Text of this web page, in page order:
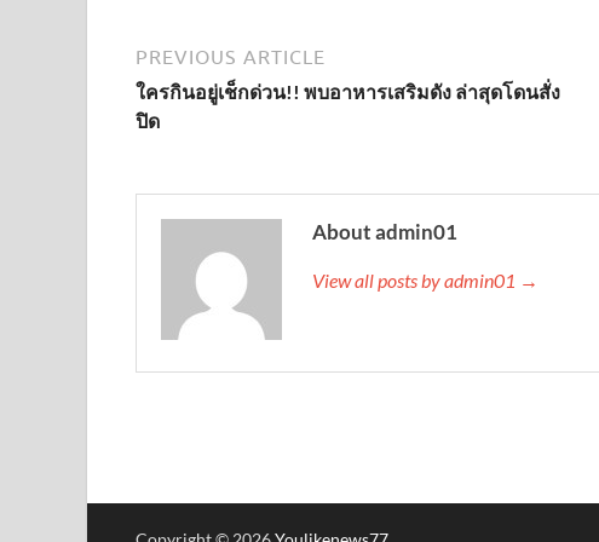
PREVIOUS ARTICLE
ใครกินอยู่เช็กด่วน!! พบอาหารเสริมดัง ล่าสุดโดนสั่ง
ปิด
About admin01
View all posts by admin01 →